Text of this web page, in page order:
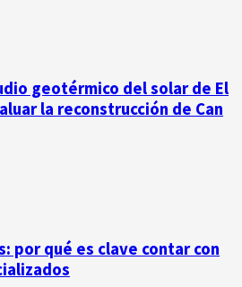
geotérmico del solar de El
la reconstrucción de Can
por qué es clave contar con